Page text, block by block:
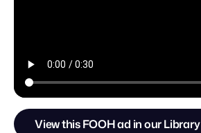
View this FOOH ad in our Library